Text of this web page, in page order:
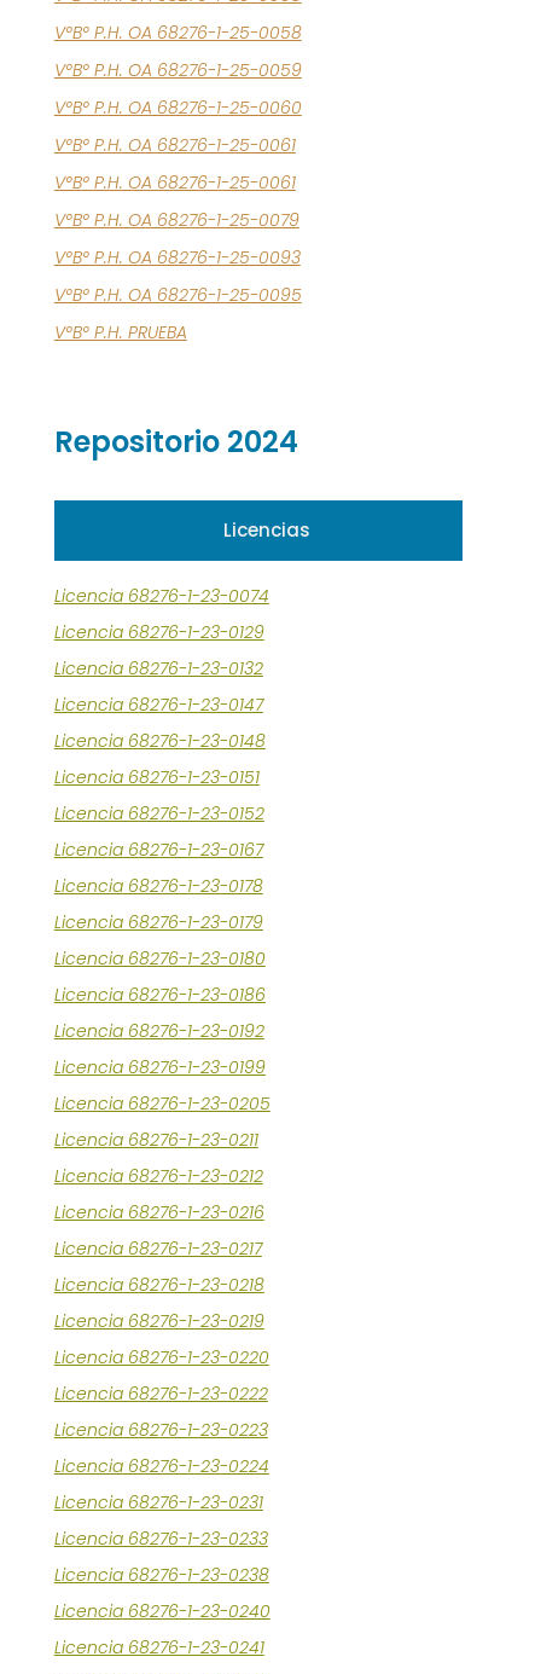
V°B° P.H. OA 68276-1-25-0058
V°B° P.H. OA 68276-1-25-0059
V°B° P.H. OA 68276-1-25-0060
V°B° P.H. OA 68276-1-25-0061
V°B° P.H. OA 68276-1-25-0061
V°B° P.H. OA 68276-1-25-0079
V°B° P.H. OA 68276-1-25-0093
V°B° P.H. OA 68276-1-25-0095
V°B° P.H. PRUEBA
Repositorio 2024
Licencias
Licencia 68276-1-23-0074
Licencia 68276-1-23-0129
Licencia 68276-1-23-0132
Licencia 68276-1-23-0147
Licencia 68276-1-23-0148
Licencia 68276-1-23-0151
Licencia 68276-1-23-0152
Licencia 68276-1-23-0167
Licencia 68276-1-23-0178
Licencia 68276-1-23-0179
Licencia 68276-1-23-0180
Licencia 68276-1-23-0186
Licencia 68276-1-23-0192
Licencia 68276-1-23-0199
Licencia 68276-1-23-0205
Licencia 68276-1-23-0211
Licencia 68276-1-23-0212
Licencia 68276-1-23-0216
Licencia 68276-1-23-0217
Licencia 68276-1-23-0218
Licencia 68276-1-23-0219
Licencia 68276-1-23-0220
Licencia 68276-1-23-0222
Licencia 68276-1-23-0223
Licencia 68276-1-23-0224
Licencia 68276-1-23-0231
Licencia 68276-1-23-0233
Licencia 68276-1-23-0238
Licencia 68276-1-23-0240
Licencia 68276-1-23-0241